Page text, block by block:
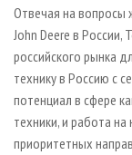
Отвечая на вопросы
John Deere в России,
российского рынка
технику в Россию с
потенциал в сфере
техники, и работа
приоритетных